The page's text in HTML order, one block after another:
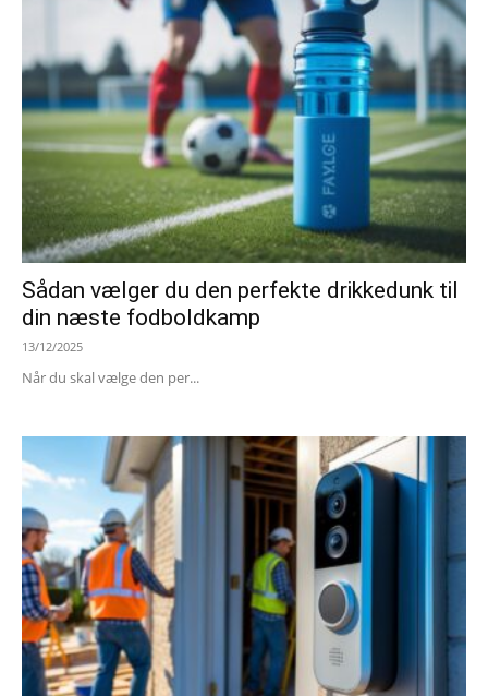
Sådan vælger du den perfekte drikkedunk til
din næste fodboldkamp
13/12/2025
Når du skal vælge den per...